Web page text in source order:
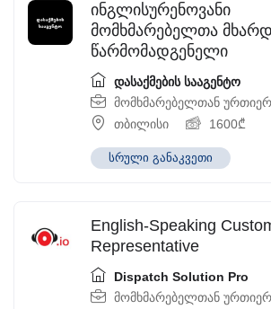
ინგლისურენოვანი
მომხმარებელთა
წარმომადგენელი
დასაქმების სააგენტო
მომხმარებელთან
თბილისი
1600₾
სრული განაკვეთი
English-Speaking
Representative
Dispatch Solution Pro
მომხმარებელთან